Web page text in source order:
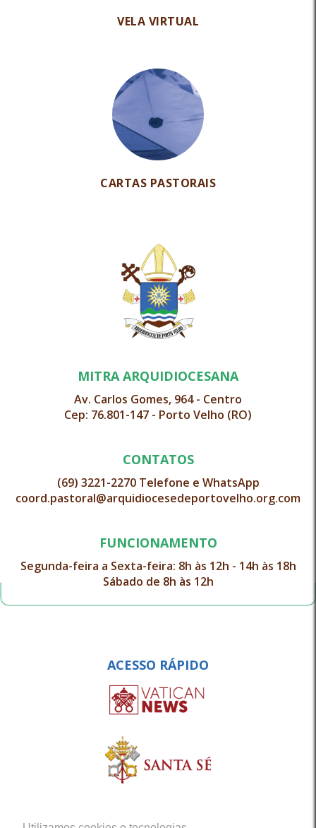
VELA VIRTUAL
CARTAS PASTORAIS
MITRA ARQUIDIOCESANA
Av. Carlos Gomes, 964 - Centro
Cep: 76.801-147 - Porto Velho (RO)
CONTATOS
(69) 3221-2270 Telefone e WhatsApp
coord.pastoral@arquidiocesedeportovelho.org.com
FUNCIONAMENTO
Segunda-feira a Sexta-feira: 8h às 12h - 14h às 18h
Sábado de 8h às 12h
ACESSO RÁPIDO